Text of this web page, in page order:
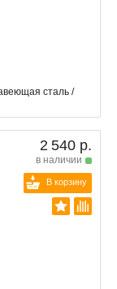
сталь /
2 540 р.
в наличии
В корзину